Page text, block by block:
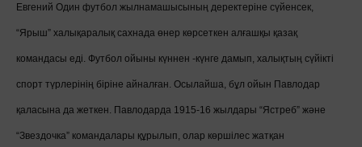
Евгений Один футбол жылнамашысының деректеріне сүйенсек,
“Ярыш” халықаралық сахнада өнер көрсеткен алғашқы қазақ
командасы еді. Футбол ойыны күннен -күнге дамып, халықтың сүйікті
спорт түрлерінің біріне айналған. Осылайша, бұл ойын Павлодар
қаласына да жеткен. Павлодарда 1915-16 жылдары “Ястреб” және
“Звездочка” командалары құрылып, олар көршілес жатқан